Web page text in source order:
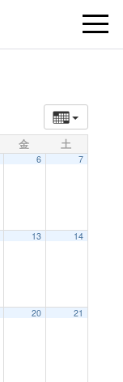
t
金 土
6 7
13 14
20 21